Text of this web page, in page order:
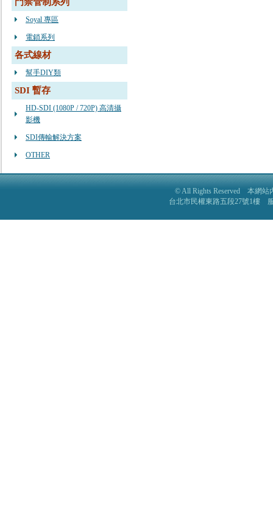
Soyal 專區
電鎖系列
各式線材
幫手DIY類
SDI 暫存
HD-SDI (1080P / 720P) 高清攝
影機
SDI傳輸解決方案
OTHER
© All Rights Reserved 本網站
台北市民權東路五段27號1樓